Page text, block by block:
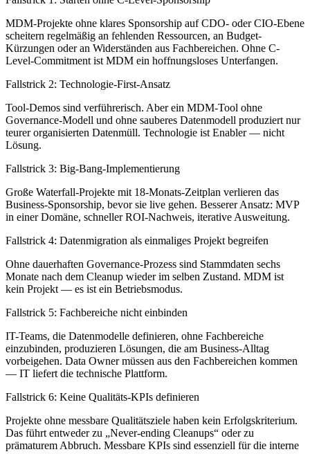
MDM-Projekte ohne klares Sponsorship auf CDO- oder CIO-Ebene
scheitern regelmäßig an fehlenden Ressourcen, an Budget-
Kürzungen oder an Widerständen aus Fachbereichen. Ohne C-
Level-Commitment ist MDM ein hoffnungsloses Unterfangen.
Fallstrick 2: Technologie-First-Ansatz
Tool-Demos sind verführerisch. Aber ein MDM-Tool ohne
Governance-Modell und ohne sauberes Datenmodell produziert nur
teurer organisierten Datenmüll. Technologie ist Enabler — nicht
Lösung.
Fallstrick 3: Big-Bang-Implementierung
Große Waterfall-Projekte mit 18-Monats-Zeitplan verlieren das
Business-Sponsorship, bevor sie live gehen. Besserer Ansatz: MVP
in einer Domäne, schneller ROI-Nachweis, iterative Ausweitung.
Fallstrick 4: Datenmigration als einmaliges Projekt begreifen
Ohne dauerhaften Governance-Prozess sind Stammdaten sechs
Monate nach dem Cleanup wieder im selben Zustand. MDM ist
kein Projekt — es ist ein Betriebsmodus.
Fallstrick 5: Fachbereiche nicht einbinden
IT-Teams, die Datenmodelle definieren, ohne Fachbereiche
einzubinden, produzieren Lösungen, die am Business-Alltag
vorbeigehen. Data Owner müssen aus den Fachbereichen kommen
— IT liefert die technische Plattform.
Fallstrick 6: Keine Qualitäts-KPIs definieren
Projekte ohne messbare Qualitätsziele haben kein Erfolgskriterium.
Das führt entweder zu „Never-ending Cleanups“ oder zu
prämaturem Abbruch. Messbare KPIs sind essenziell für die interne